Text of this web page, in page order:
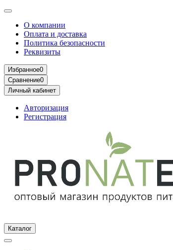
О компании
Оплата и доставка
Политика безопасности
Реквизиты
Избранное0
Сравнение0
Личный кабинет
Авторизация
Регистрация
Каталог